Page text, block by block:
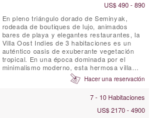
de una temperatura agradable durante todo
US$ 490 - 890
En pleno triángulo dorado de Seminyak,
rodeada de boutiques de lujo, animados
bares de playa y elegantes restaurantes, la
Villa Oost Indies de 3 habitaciones es un
auténtico oasis de exuberante vegetación
tropical. En una época dominada por el
minimalismo moderno, esta hermosa villa
totalmente equipada con personal rinde
homenaje a tiempos más tradicionales,
Hacer una reservación
7 - 10 Habitaciones
US$ 2170 - 4900